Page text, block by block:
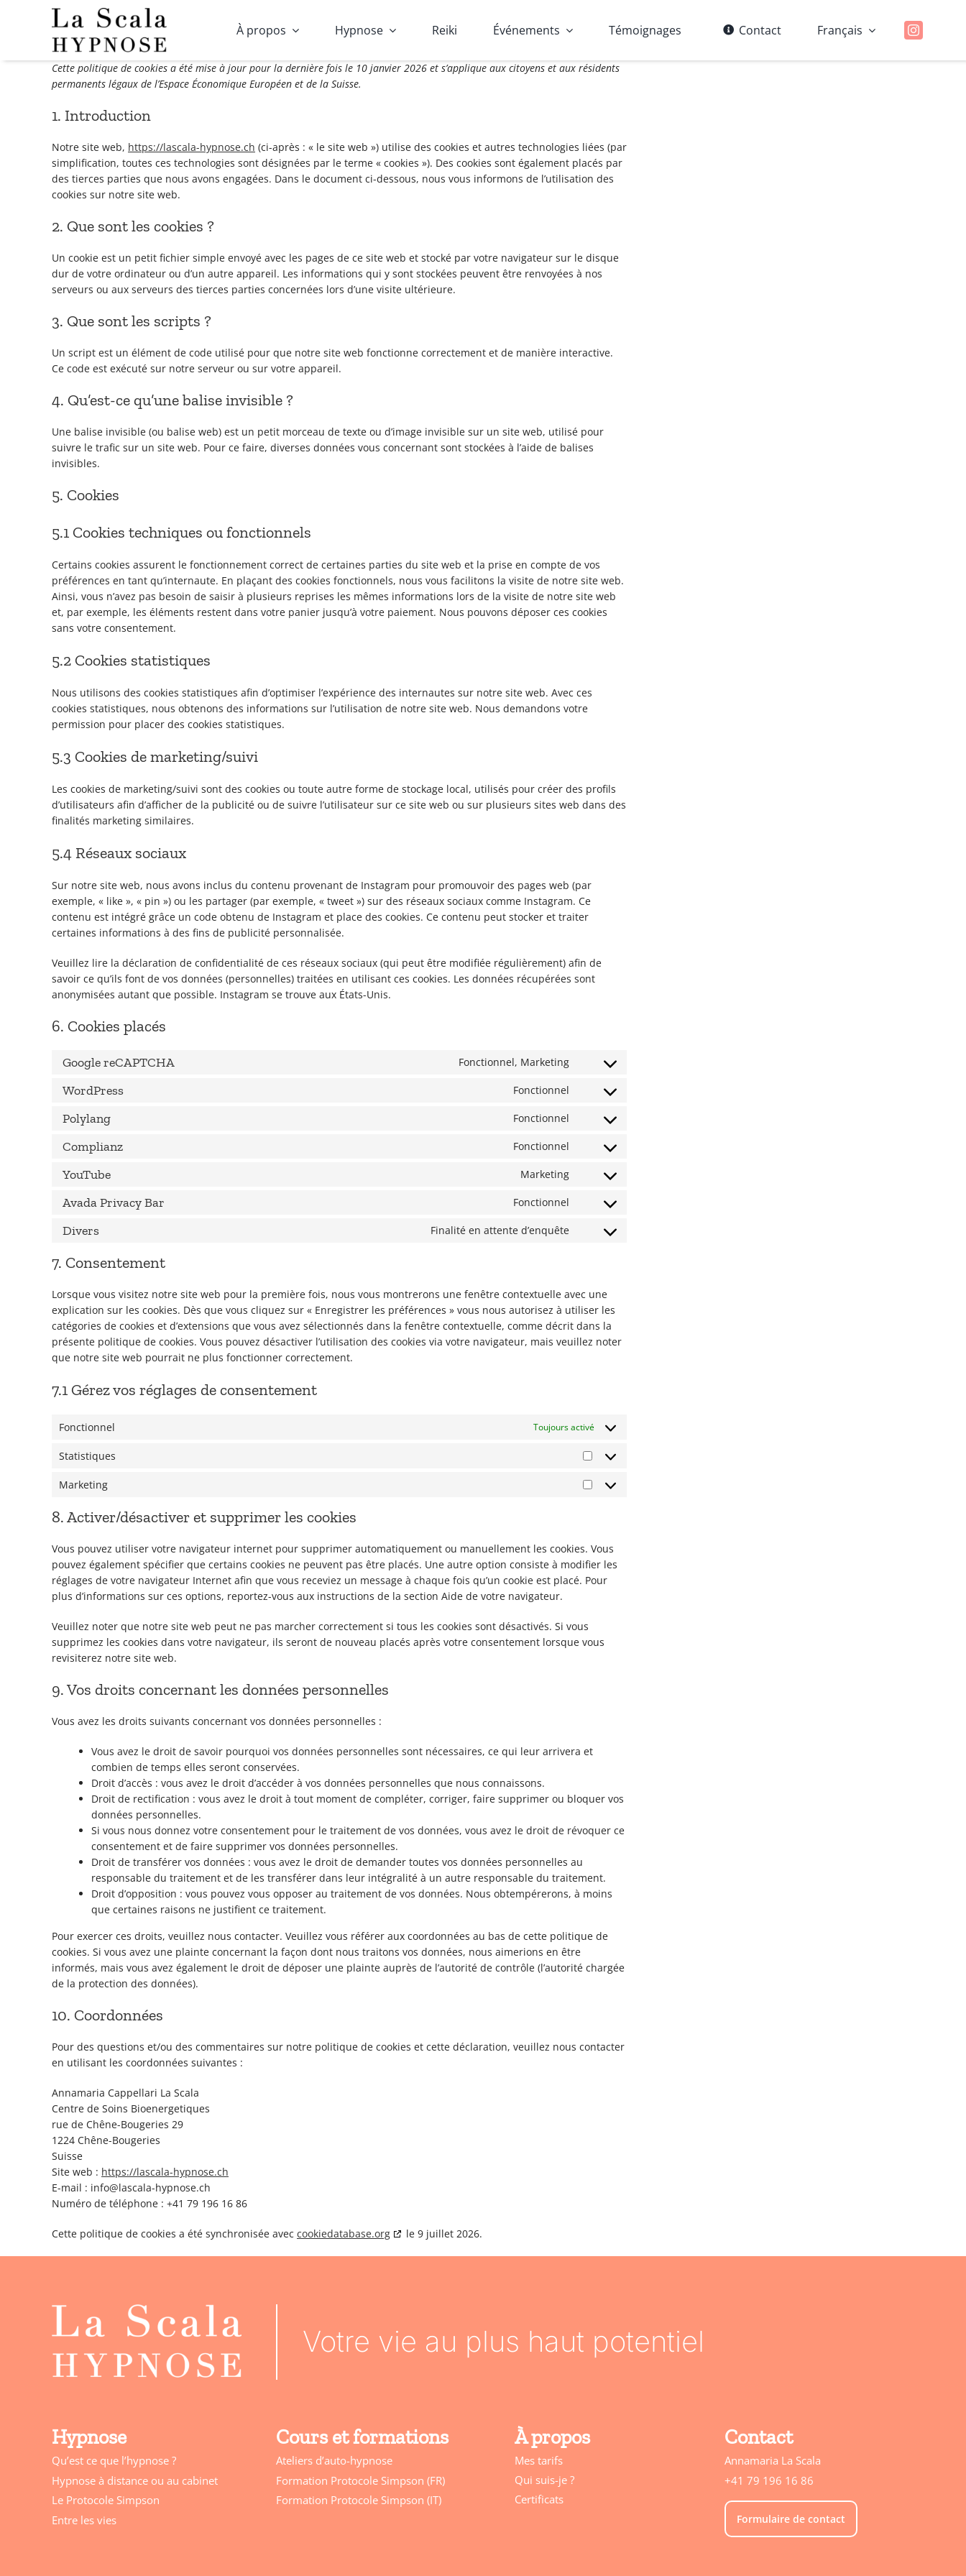
contenu
À propos Hypnose Reiki Événements Témoignages Contact Français
Cette politique de cookies a été mise à jour pour la dernière fois le 10 janvier 2026 et s’applique aux citoyens et aux résidents
permanents légaux de l’Espace Économique Européen et de la Suisse.
1. Introduction
Notre site web, https://lascala-hypnose.ch (ci-après : « le site web ») utilise des cookies et autres technologies liées (par
simplification, toutes ces technologies sont désignées par le terme « cookies »). Des cookies sont également placés par
des tierces parties que nous avons engagées. Dans le document ci-dessous, nous vous informons de l’utilisation des
cookies sur notre site web.
2. Que sont les cookies ?
Un cookie est un petit fichier simple envoyé avec les pages de ce site web et stocké par votre navigateur sur le disque
dur de votre ordinateur ou d’un autre appareil. Les informations qui y sont stockées peuvent être renvoyées à nos
serveurs ou aux serveurs des tierces parties concernées lors d’une visite ultérieure.
3. Que sont les scripts ?
Un script est un élément de code utilisé pour que notre site web fonctionne correctement et de manière interactive.
Ce code est exécuté sur notre serveur ou sur votre appareil.
4. Qu’est-ce qu’une balise invisible ?
Une balise invisible (ou balise web) est un petit morceau de texte ou d’image invisible sur un site web, utilisé pour
suivre le trafic sur un site web. Pour ce faire, diverses données vous concernant sont stockées à l’aide de balises
invisibles.
5. Cookies
5.1 Cookies techniques ou fonctionnels
Certains cookies assurent le fonctionnement correct de certaines parties du site web et la prise en compte de vos
préférences en tant qu’internaute. En plaçant des cookies fonctionnels, nous vous facilitons la visite de notre site web.
Ainsi, vous n’avez pas besoin de saisir à plusieurs reprises les mêmes informations lors de la visite de notre site web
et, par exemple, les éléments restent dans votre panier jusqu’à votre paiement. Nous pouvons déposer ces cookies
sans votre consentement.
5.2 Cookies statistiques
Nous utilisons des cookies statistiques afin d’optimiser l’expérience des internautes sur notre site web. Avec ces
cookies statistiques, nous obtenons des informations sur l’utilisation de notre site web. Nous demandons votre
permission pour placer des cookies statistiques.
5.3 Cookies de marketing/suivi
Les cookies de marketing/suivi sont des cookies ou toute autre forme de stockage local, utilisés pour créer des profils
d’utilisateurs afin d’afficher de la publicité ou de suivre l’utilisateur sur ce site web ou sur plusieurs sites web dans des
finalités marketing similaires.
5.4 Réseaux sociaux
Sur notre site web, nous avons inclus du contenu provenant de Instagram pour promouvoir des pages web (par
exemple, « like », « pin ») ou les partager (par exemple, « tweet ») sur des réseaux sociaux comme Instagram. Ce
contenu est intégré grâce un code obtenu de Instagram et place des cookies. Ce contenu peut stocker et traiter
certaines informations à des fins de publicité personnalisée.
Veuillez lire la déclaration de confidentialité de ces réseaux sociaux (qui peut être modifiée régulièrement) afin de
savoir ce qu’ils font de vos données (personnelles) traitées en utilisant ces cookies. Les données récupérées sont
anonymisées autant que possible. Instagram se trouve aux États-Unis.
6. Cookies placés
Google reCAPTCHA Fonctionnel, Marketing
Consent
service
google-
WordPress Fonctionnel
Consent
service
wordpress
Polylang Fonctionnel
Consent
service
polylang
Complianz Fonctionnel
Consent
service
complianz
YouTube Marketing
Consent
service
youtube
Avada Privacy Bar Fonctionnel
Consent
service
Divers Finalité en attente d’enquête
Consent
7. Consentement
Lorsque vous visitez notre site web pour la première fois, nous vous montrerons une fenêtre contextuelle avec une
explication sur les cookies. Dès que vous cliquez sur « Enregistrer les préférences » vous nous autorisez à utiliser les
catégories de cookies et d’extensions que vous avez sélectionnés dans la fenêtre contextuelle, comme décrit dans la
présente politique de cookies. Vous pouvez désactiver l’utilisation des cookies via votre navigateur, mais veuillez noter
que notre site web pourrait ne plus fonctionner correctement.
7.1 Gérez vos réglages de consentement
Fonctionnel Toujours activé
Statistiques
Statistiques
Marketing
Marketing
8. Activer/désactiver et supprimer les cookies
Vous pouvez utiliser votre navigateur internet pour supprimer automatiquement ou manuellement les cookies. Vous
pouvez également spécifier que certains cookies ne peuvent pas être placés. Une autre option consiste à modifier les
réglages de votre navigateur Internet afin que vous receviez un message à chaque fois qu’un cookie est placé. Pour
plus d’informations sur ces options, reportez-vous aux instructions de la section Aide de votre navigateur.
Veuillez noter que notre site web peut ne pas marcher correctement si tous les cookies sont désactivés. Si vous
supprimez les cookies dans votre navigateur, ils seront de nouveau placés après votre consentement lorsque vous
revisiterez notre site web.
9. Vos droits concernant les données personnelles
Vous avez les droits suivants concernant vos données personnelles :
Vous avez le droit de savoir pourquoi vos données personnelles sont nécessaires, ce qui leur arrivera et
combien de temps elles seront conservées.
Droit d’accès : vous avez le droit d’accéder à vos données personnelles que nous connaissons.
Droit de rectification : vous avez le droit à tout moment de compléter, corriger, faire supprimer ou bloquer vos
données personnelles.
Si vous nous donnez votre consentement pour le traitement de vos données, vous avez le droit de révoquer ce
consentement et de faire supprimer vos données personnelles.
Droit de transférer vos données : vous avez le droit de demander toutes vos données personnelles au
responsable du traitement et de les transférer dans leur intégralité à un autre responsable du traitement.
Droit d’opposition : vous pouvez vous opposer au traitement de vos données. Nous obtempérerons, à moins
que certaines raisons ne justifient ce traitement.
Pour exercer ces droits, veuillez nous contacter. Veuillez vous référer aux coordonnées au bas de cette politique de
cookies. Si vous avez une plainte concernant la façon dont nous traitons vos données, nous aimerions en être
informés, mais vous avez également le droit de déposer une plainte auprès de l’autorité de contrôle (l’autorité chargée
de la protection des données).
10. Coordonnées
Pour des questions et/ou des commentaires sur notre politique de cookies et cette déclaration, veuillez nous contacter
en utilisant les coordonnées suivantes :
Annamaria Cappellari La Scala
Centre de Soins Bioenergetiques
rue de Chêne-Bougeries 29
1224 Chêne-Bougeries
Suisse
Site web : https://lascala-hypnose.ch
E-mail : info@lascala-hypnose.ch
Numéro de téléphone : +41 79 196 16 86
Cette politique de cookies a été synchronisée avec cookiedatabase.org le 9 juillet 2026.
Votre vie au plus haut potentiel
Hypnose
Qu’est ce que l’hypnose ?
Hypnose à distance ou au cabinet
Le Protocole Simpson
Entre les vies
Cours et formations
Ateliers d’auto-hypnose
Formation Protocole Simpson (FR)
Formation Protocole Simpson (IT)
À propos
Mes tarifs
Qui suis-je ?
Certificats
Contact
Annamaria La Scala
+41 79 196 16 86
Formulaire de contact